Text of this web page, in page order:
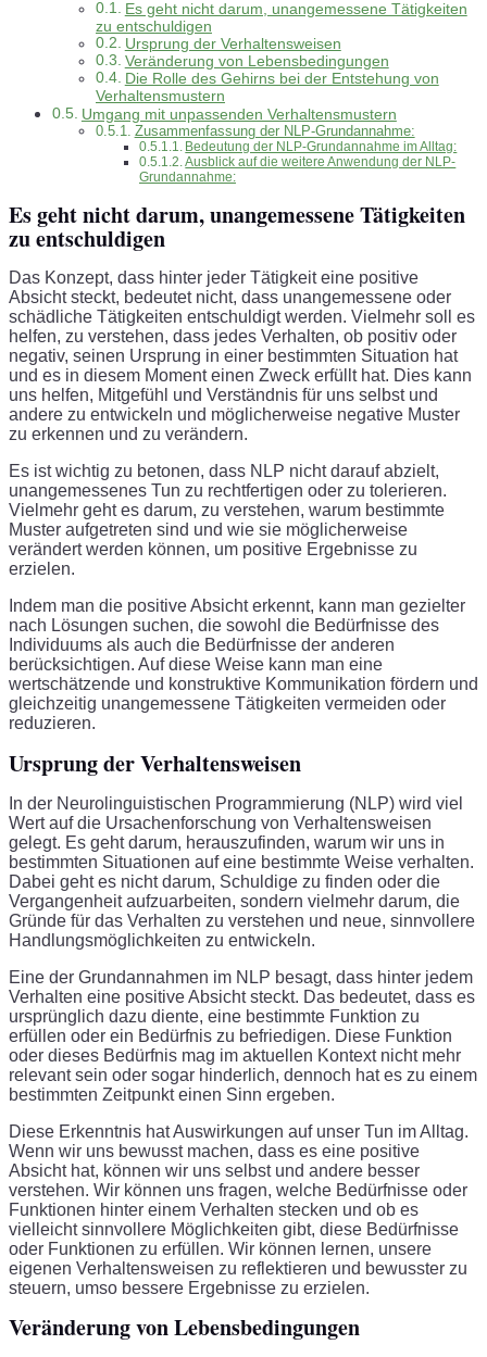
Es geht nicht darum, unangemessene Tätigkeiten
zu entschuldigen
Ursprung der Verhaltensweisen
Veränderung von Lebensbedingungen
Die Rolle des Gehirns bei der Entstehung von
Verhaltensmustern
Umgang mit unpassenden Verhaltensmustern
Zusammenfassung der NLP-Grundannahme:
Bedeutung der NLP-Grundannahme im Alltag:
Ausblick auf die weitere Anwendung der NLP-
Grundannahme:
Es geht nicht darum, unangemessene Tätigkeiten
zu entschuldigen
Das Konzept, dass hinter jeder Tätigkeit eine positive
Absicht steckt, bedeutet nicht, dass unangemessene oder
schädliche Tätigkeiten entschuldigt werden. Vielmehr soll es
helfen, zu verstehen, dass jedes Verhalten, ob positiv oder
negativ, seinen Ursprung in einer bestimmten Situation hat
und es in diesem Moment einen Zweck erfüllt hat. Dies kann
uns helfen, Mitgefühl und Verständnis für uns selbst und
andere zu entwickeln und möglicherweise negative Muster
zu erkennen und zu verändern.
Es ist wichtig zu betonen, dass NLP nicht darauf abzielt,
unangemessenes Tun zu rechtfertigen oder zu tolerieren.
Vielmehr geht es darum, zu verstehen, warum bestimmte
Muster aufgetreten sind und wie sie möglicherweise
verändert werden können, um positive Ergebnisse zu
erzielen.
Indem man die positive Absicht erkennt, kann man gezielter
nach Lösungen suchen, die sowohl die Bedürfnisse des
Individuums als auch die Bedürfnisse der anderen
berücksichtigen. Auf diese Weise kann man eine
wertschätzende und konstruktive Kommunikation fördern und
gleichzeitig unangemessene Tätigkeiten vermeiden oder
reduzieren.
Ursprung der Verhaltensweisen
In der Neurolinguistischen Programmierung (NLP) wird viel
Wert auf die Ursachenforschung von Verhaltensweisen
gelegt. Es geht darum, herauszufinden, warum wir uns in
bestimmten Situationen auf eine bestimmte Weise verhalten.
Dabei geht es nicht darum, Schuldige zu finden oder die
Vergangenheit aufzuarbeiten, sondern vielmehr darum, die
Gründe für das Verhalten zu verstehen und neue, sinnvollere
Handlungsmöglichkeiten zu entwickeln.
Eine der Grundannahmen im NLP besagt, dass hinter jedem
Verhalten eine positive Absicht steckt. Das bedeutet, dass es
ursprünglich dazu diente, eine bestimmte Funktion zu
erfüllen oder ein Bedürfnis zu befriedigen. Diese Funktion
oder dieses Bedürfnis mag im aktuellen Kontext nicht mehr
relevant sein oder sogar hinderlich, dennoch hat es zu einem
bestimmten Zeitpunkt einen Sinn ergeben.
Diese Erkenntnis hat Auswirkungen auf unser Tun im Alltag.
Wenn wir uns bewusst machen, dass es eine positive
Absicht hat, können wir uns selbst und andere besser
verstehen. Wir können uns fragen, welche Bedürfnisse oder
Funktionen hinter einem Verhalten stecken und ob es
vielleicht sinnvollere Möglichkeiten gibt, diese Bedürfnisse
oder Funktionen zu erfüllen. Wir können lernen, unsere
eigenen Verhaltensweisen zu reflektieren und bewusster zu
steuern, umso bessere Ergebnisse zu erzielen.
Veränderung von Lebensbedingungen